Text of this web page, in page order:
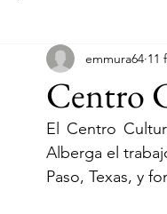
Micrositio Guanajuato
Centro
emmura64 11
El Centro
Alberga el
Paso, Texas, y